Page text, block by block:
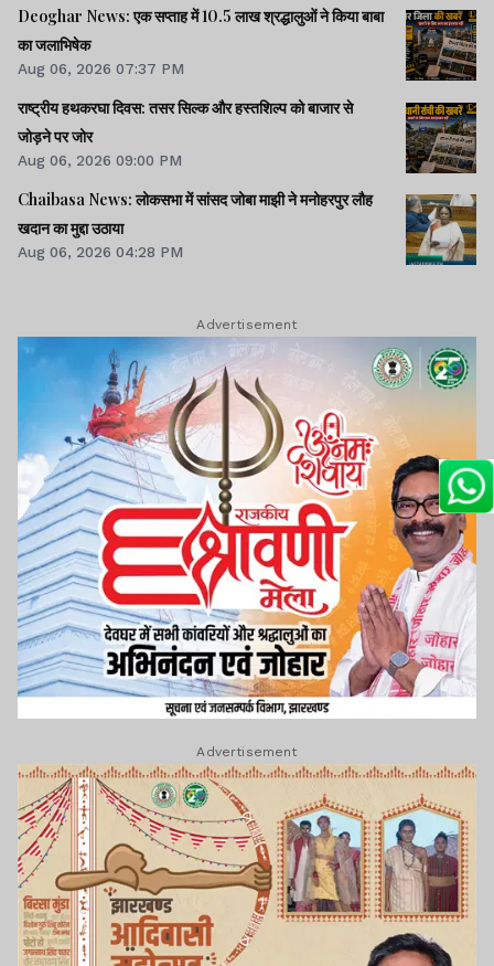
Deoghar News: एक सप्ताह में 10.5 लाख श्रद्धालुओं ने किया बाबा
का जलाभिषेक
Aug 06, 2026 07:37 PM
राष्ट्रीय हथकरघा दिवस: तसर सिल्क और हस्तशिल्प को बाजार से
जोड़ने पर जोर
Aug 06, 2026 09:00 PM
Chaibasa News: लोकसभा में सांसद जोबा माझी ने मनोहरपुर लौह
खदान का मुद्दा उठाया
Aug 06, 2026 04:28 PM
Advertisement
Advertisement